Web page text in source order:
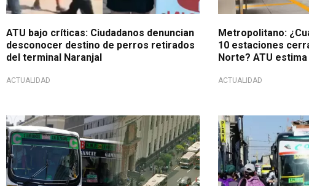
ATU bajo críticas: Ciudadanos denuncian
desconocer destino de perros retirados
del terminal Naranjal
ACTUALIDAD
Metropolitano:
10 estaciones
Norte? ATU
ACTUALIDAD
¿Reduciría el tráfico? Incremento de